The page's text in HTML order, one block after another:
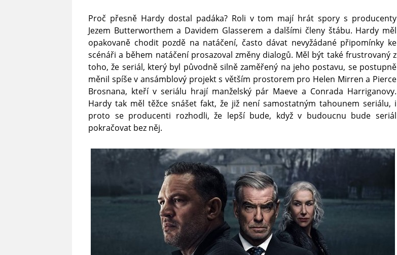
Proč přesně Hardy dostal padáka? Roli v tom mají hrát spory s producenty
Jezem Butterworthem a Davidem Glasserem a dalšími členy štábu. Hardy měl
opakovaně chodit pozdě na natáčení, často dávat nevyžádané připomínky ke
scénáři a během natáčení prosazoval změny dialogů. Měl být také frustrovaný z
toho, že seriál, který byl původně silně zaměřený na jeho postavu, se postupně
měnil spíše v ansámblový projekt s větším prostorem pro Helen Mirren a Pierce
Brosnana, kteří v seriálu hrají manželský pár Maeve a Conrada Harriganovy.
Hardy tak měl těžce snášet fakt, že již není samostatným tahounem seriálu, i
proto se producenti rozhodli, že lepší bude, když v budoucnu bude seriál
pokračovat bez něj.